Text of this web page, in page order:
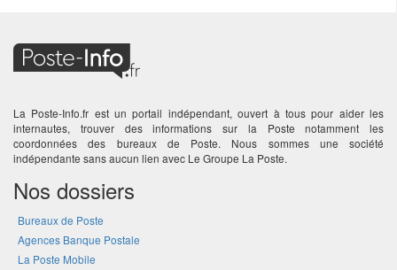
La Poste-Info.fr est un portail indépendant, ouvert à tous pour aider les
internautes, trouver des informations sur la Poste notamment les
coordonnées des bureaux de Poste. Nous sommes une société
indépendante sans aucun lien avec Le Groupe La Poste.
Nos dossiers
Bureaux de Poste
Agences Banque Postale
La Poste Mobile